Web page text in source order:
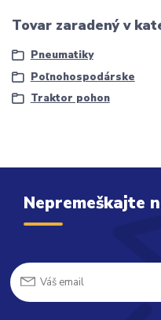
Tovar zaradený v
Pneumatiky
Poľnohospodárske
Traktor pohon
Nepremeškajte